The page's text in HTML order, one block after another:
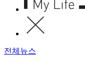
전체뉴스